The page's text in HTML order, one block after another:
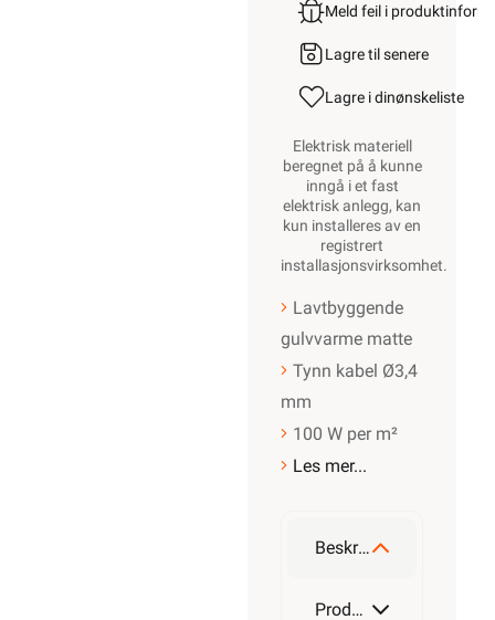
Meld feil i
Lagre til senere
Lagre i dinønskeliste
Elektrisk materiell
beregnet på å kunne
inngå i et fast
elektrisk anlegg, kan
kun installeres av en
registrert
installasjonsvirksomhet.
Lavtbyggende
gulvvarme matte
Tynn kabel Ø3,4
mm
100 W per m²
Les mer...
Beskrivelse
Produktdetaljer